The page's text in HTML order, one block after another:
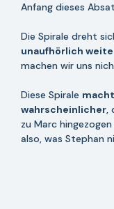
Anfang dieses
Die Spirale dreht
unaufhörlich
machen wir uns
Diese Spirale
wahrscheinlicher,
zu Marc
also, was Stephan